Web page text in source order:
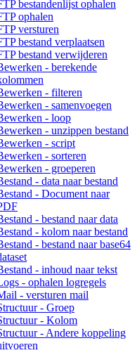
bestandenlijst ophalen
ophalen
versturen
bestand verplaatsen
bestand verwijderen
- berekende
- filteren
- samenvoegen
- loop
- unzippen bestand
- script
- sorteren
- groeperen
- data naar bestand
- Document naar
- bestand naar data
- kolom naar bestand
- bestand naar base64
- inhoud naar tekst
- ophalen logregels
- versturen mail
- Groep
- Kolom
- Andere koppeling